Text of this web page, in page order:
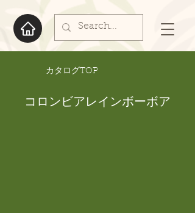
​カタログTOP
コロンビアレインボーボア